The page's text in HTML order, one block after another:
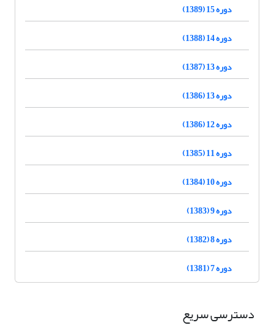
دوره 15 (1389)
دوره 14 (1388)
دوره 13 (1387)
دوره 13 (1386)
دوره 12 (1386)
دوره 11 (1385)
دوره 10 (1384)
دوره 9 (1383)
دوره 8 (1382)
دوره 7 (1381)
دسترسی سریع